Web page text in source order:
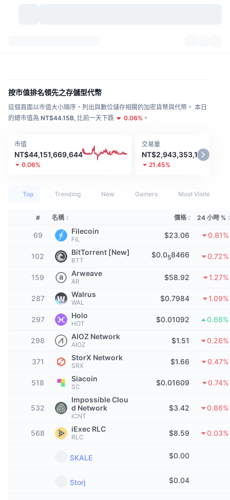
類別
代幣解鎖
即將推出
近期新增
贏家與輸家
最多造訪
社群情緒
區塊鏈排行榜
市場綜覽
加密貨幣數量
交易所流入/流出
恐懼與貪婪指數
山寨幣季節指數
市場循環指標
比特幣市佔率
CoinMarketCap 20 指數
CoinMarketCap 100 指數
信號 New
新
頂級交易者
交易所
現貨
去中心化交易所
動態
文章
情緒
API
加密貨幣 API
DEX API
企業
CMC代理中心
CMC 模型上下文協議
匯率換算
電子報
CMC Launch
CMC Labs
CMC Max
頭條新聞
Telegram 機器人
廣告
按市值排名領先之存儲型代幣
這個頁面以市值大小順序，列出與數位儲存相關的加密貨幣與代幣。 本日
的總市值為 NT$44.15B, 比前一天下跌 0.06% 。
市值
NT$44,151,669,644
0.06%
交易量
NT$2,943,353,123
21.45%
Top Trending New Gainers Most Visited
# 名稱 價格 24 小時 %
69 Filecoin
FIL $23.06 0.81%
102 BitTorrent [New]
BTT
$0.058466 0.72%
159 Arweave
AR $58.92 1.27%
287 Walrus
WAL $0.7984 1.09%
297 Holo
HOT $0.01092 0.66%
298 AIOZ Network
AIOZ $1.51 0.26%
371 StorX Network
SRX $1.66 0.47%
518 Siacoin
SC $0.01609 0.74%
532
Impossible Clou
d Network
ICNT
$3.42 0.86%
568 iExec RLC
RLC $8.59 0.03%
SKALE $0.00
Storj $0.04